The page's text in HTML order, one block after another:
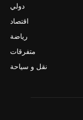
دولي
اقتصاد
رياضة
متفرقات
نقل و سياحة